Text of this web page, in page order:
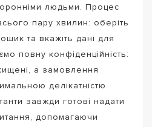
людьми. Процес
пару хвилин: оберіть
та вкажіть дані для
повну конфіденційність:
а замовлення
делікатністю.
завжди готові надати
допомагаючи